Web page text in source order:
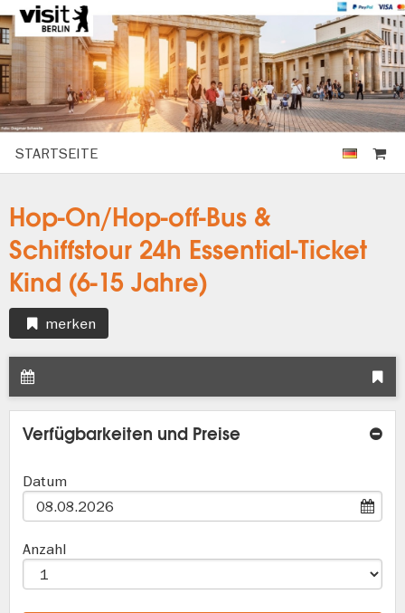
STARTSEITE
Hop-On/Hop-off-Bus &
Schiffstour 24h Essential-Ticket
Kind (6-15 Jahre)
merken
Verfügbarkeiten und Preise
Datum
Anzahl